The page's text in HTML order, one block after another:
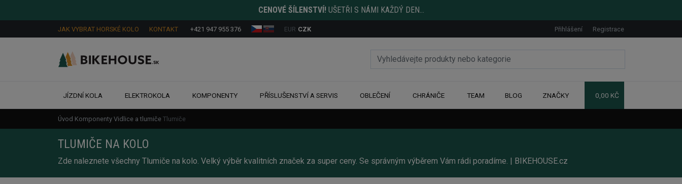
CENOVÉ ŠÍLENSTVÍ! UŠETŘI S NÁMI KAŽDÝ DEN...
JAK VYBRAT HORSKÉ KOLO KONTAKT +421 947 955 376 EUR CZK Přihlášení Registrace
JÍZDNÍ KOLA ELEKTROKOLA KOMPONENTY PŘÍSLUŠENSTVÍ A SERVIS OBLEČENÍ CHRÁNIČE TEAM BLOG ZNAČKY 0,00 KČ
Úvod Komponenty Vidlice a tlumiče Tlumiče
TLUMIČE NA KOLO
Zde naleznete všechny Tlumiče na kolo. Velký výběr kvalitních značek za super ceny. Se správným výběrem Vám rádi poradíme. | BIKEHOUSE.cz